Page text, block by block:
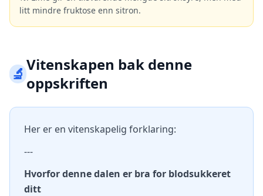
litt mindre fruktose enn sitron.
🔬Vitenskapen bak denne
oppskriften
Her er en vitenskapelig forklaring:
---
Hvorfor denne dalen er bra for blodsukkeret
ditt